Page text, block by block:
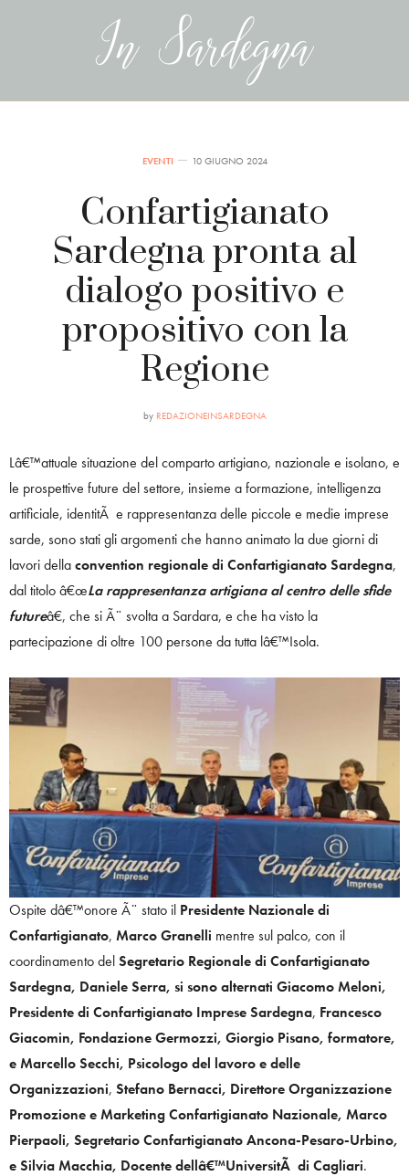
EVENTI 10 GIUGNO 2024
Confartigianato
Sardegna pronta al
dialogo positivo e
propositivo con la
Regione
by REDAZIONEINSARDEGNA
Lâ€™attuale situazione del comparto artigiano, nazionale e isolano, e
le prospettive future del settore, insieme a formazione, intelligenza
artificiale, identitÃ e rappresentanza delle piccole e medie imprese
sarde, sono stati gli argomenti che hanno animato la due giorni di
lavori dellaconvention regionale di Confartigianato Sardegna,
dal titolo â€œLa rappresentanza artigiana al centro delle sfide
futureâ€, che si Ã¨ svolta a Sardara, e che ha visto la
partecipazione di oltre 100 persone da tutta lâ€™Isola.
Ospite dâ€™onore Ã¨ stato il Presidente Nazionale di
Confartigianato, Marco Granelli mentre sul palco, con il
coordinamento delSegretario Regionale di Confartigianato
Sardegna, Daniele Serra, si sono alternati Giacomo Meloni,
Presidente di Confartigianato Imprese Sardegna, Francesco
Giacomin, Fondazione Germozzi, Giorgio Pisano, formatore,
e Marcello Secchi, Psicologo del lavoro e delle
Organizzazioni, Stefano Bernacci, Direttore Organizzazione
Promozione e Marketing Confartigianato Nazionale, Marco
Pierpaoli, Segretario Confartigianato Ancona-Pesaro-Urbino,
e Silvia Macchia, Docente dellâ€™UniversitÃ di Cagliari.